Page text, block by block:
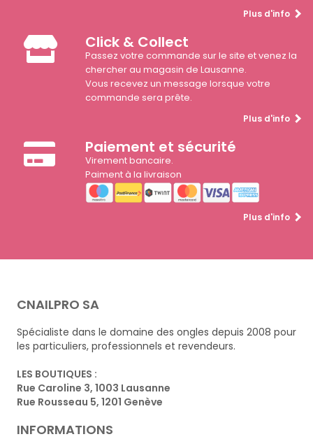
Plus d'info
Click & Collect
Passez votre commande sur le site et venez la
chercher au magasin de Lausanne.
Vous recevez un message lorsque votre
commande sera prête.
Plus d'info
Paiement et sécurité
Virement bancaire.
Paiment à la livraison
Plus d'info
CNAILPRO SA
Spécialiste dans le domaine des ongles depuis 2008 pour
les particuliers, professionnels et revendeurs.
LES BOUTIQUES :
Rue Caroline 3, 1003 Lausanne
Rue Rousseau 5, 1201 Genève
INFORMATIONS